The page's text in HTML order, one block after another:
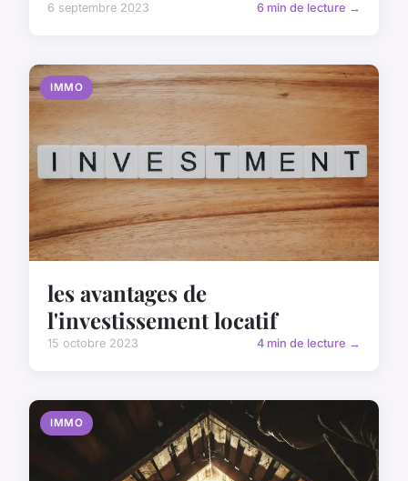
6 septembre 2023 6 min de lecture →
IMMO
les avantages de
l'investissement locatif
15 octobre 2023 4 min de lecture →
IMMO